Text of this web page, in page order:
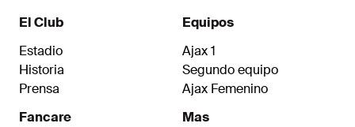
El Club
Estadio
Historia
Prensa
Fancare
Equipos
Ajax 1
Segundo equipo
Ajax Femenino
Mas